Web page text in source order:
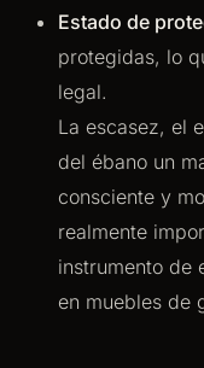
Estado de
protegidas, lo
legal.
La escasez, el
del ébano un
consciente y
realmente
instrumento de
en muebles de